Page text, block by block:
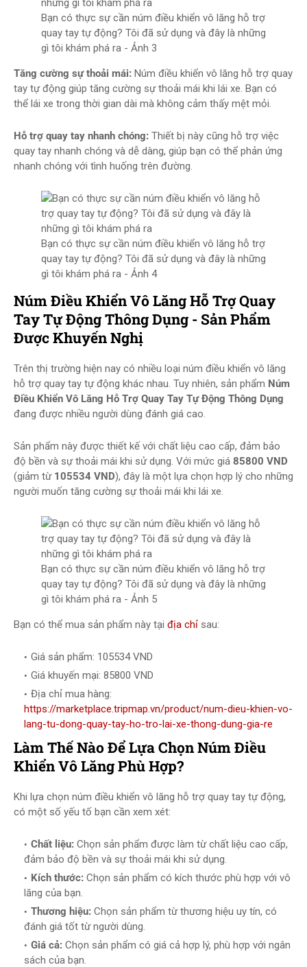
Bạn có thực sự cần núm điều khiển vô lăng hỗ trợ
quay tay tự động? Tôi đã sử dụng và đây là những
gì tôi khám phá ra - Ảnh 3
Tăng cường sự thoải mái: Núm điều khiển vô lăng hỗ trợ quay
tay tự động giúp tăng cường sự thoải mái khi lái xe. Bạn có
thể lái xe trong thời gian dài mà không cảm thấy mệt mỏi.
Hỗ trợ quay tay nhanh chóng: Thiết bị này cũng hỗ trợ việc
quay tay nhanh chóng và dễ dàng, giúp bạn có thể phản ứng
nhanh chóng với tình huống trên đường.
Bạn có thực sự cần núm điều khiển vô lăng hỗ trợ
quay tay tự động? Tôi đã sử dụng và đây là những
gì tôi khám phá ra - Ảnh 4
Núm Điều Khiển Vô Lăng Hỗ Trợ Quay
Tay Tự Động Thông Dụng - Sản Phẩm
Được Khuyến Nghị
Trên thị trường hiện nay có nhiều loại núm điều khiển vô lăng
hỗ trợ quay tay tự động khác nhau. Tuy nhiên, sản phẩm Núm
Điều Khiển Vô Lăng Hỗ Trợ Quay Tay Tự Động Thông Dụng
đang được nhiều người dùng đánh giá cao.
Sản phẩm này được thiết kế với chất liệu cao cấp, đảm bảo
độ bền và sự thoải mái khi sử dụng. Với mức giá 85800 VND
(giảm từ 105534 VND), đây là một lựa chọn hợp lý cho những
người muốn tăng cường sự thoải mái khi lái xe.
Bạn có thực sự cần núm điều khiển vô lăng hỗ trợ
quay tay tự động? Tôi đã sử dụng và đây là những
gì tôi khám phá ra - Ảnh 5
Bạn có thể mua sản phẩm này tại địa chỉ sau:
Giá sản phẩm: 105534 VND
Giá khuyến mại: 85800 VND
Địa chỉ mua hàng:
https://marketplace.tripmap.vn/product/num-dieu-khien-vo-
lang-tu-dong-quay-tay-ho-tro-lai-xe-thong-dung-gia-re
Làm Thế Nào Để Lựa Chọn Núm Điều
Khiển Vô Lăng Phù Hợp?
Khi lựa chọn núm điều khiển vô lăng hỗ trợ quay tay tự động,
có một số yếu tố bạn cần xem xét:
Chất liệu: Chọn sản phẩm được làm từ chất liệu cao cấp,
đảm bảo độ bền và sự thoải mái khi sử dụng.
Kích thước: Chọn sản phẩm có kích thước phù hợp với vô
lăng của bạn.
Thương hiệu: Chọn sản phẩm từ thương hiệu uy tín, có
đánh giá tốt từ người dùng.
Giá cả: Chọn sản phẩm có giá cả hợp lý, phù hợp với ngân
sách của bạn.